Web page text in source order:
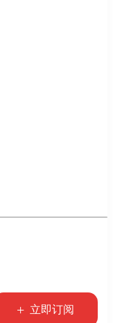
+ 立即订阅